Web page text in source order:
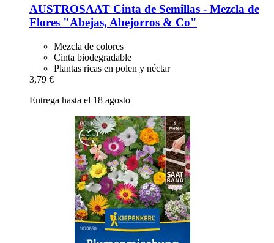
AUSTROSAAT Cinta de Semillas -​ Mezcla de
Flores "Abejas, Abejorros & Co"
Mezcla de colores
Cinta biodegradable
Plantas ricas en polen y néctar
3,79 €
Entrega hasta el 18 agosto